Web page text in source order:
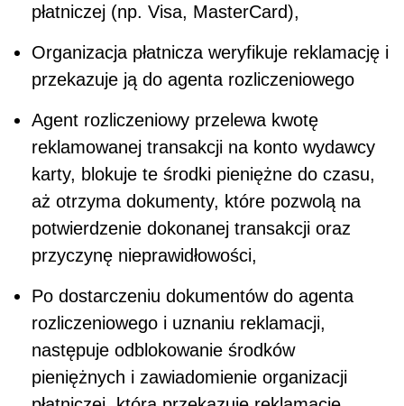
płatniczej (np. Visa, MasterCard),
Organizacja płatnicza weryfikuje reklamację i
przekazuje ją do agenta rozliczeniowego
Agent rozliczeniowy przelewa kwotę
reklamowanej transakcji na konto wydawcy
karty, blokuje te środki pieniężne do czasu,
aż otrzyma dokumenty, które pozwolą na
potwierdzenie dokonanej transakcji oraz
przyczynę nieprawidłowości,
Po dostarczeniu dokumentów do agenta
rozliczeniowego i uznaniu reklamacji,
następuje odblokowanie środków
pieniężnych i zawiadomienie organizacji